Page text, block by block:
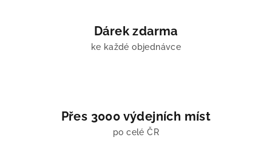
Dárek zdarma
ke každé objednávce
Přes 3000 výdejních míst
po celé ČR